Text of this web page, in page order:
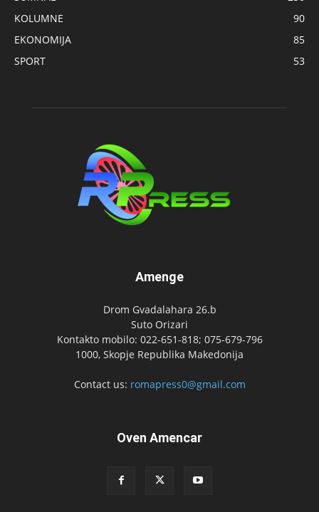
KOLUMNE
90
EKONOMIJA
85
SPORT
53
Amenge
Drom Gvadalahara 26.b
Suto Orizari
Kontakto mobilo: 022-651-818; 075-679-796
1000, Skopje Republika Makedonija
Contact us: romapress0@gmail.com
Oven Amencar